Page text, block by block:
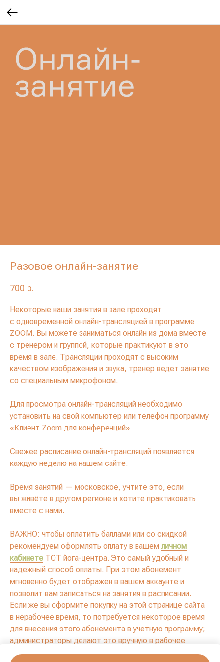
Разовое онлайн-занятие
700 р.
Некоторые наши занятия в зале проходят
с одновременной онлайн-трансляцией в программе
ZOOM. Вы можете заниматься онлайн из дома вместе
с тренером и группой, которые практикуют в это
время в зале. Трансляции проходят с высоким
качеством изображения и звука, тренер ведет занятие
со специальным микрофоном.
Для просмотра онлайн-трансляций необходимо
установить на свой компьютер или телефон программу
«Клиент Zoom для конференций».
Свежее расписание онлайн-трансляций появляется
каждую неделю на нашем сайте.
Время занятий — московское, учтите это, если
вы живёте в другом регионе и хотите практиковать
вместе с нами.
ВАЖНО: чтобы оплатить баллами или со скидкой
рекомендуем оформлять оплату в вашем личном
кабинете ТОТ йога-центра. Это самый удобный и
надежный способ оплаты. При этом абонемент
мгновенно будет отображен в вашем аккаунте и
позволит вам записаться на занятия в расписании.
Если же вы оформите покупку на этой странице сайта
в нерабочее время, то потребуется некоторое время
для внесения этого абонемента в учетную программу;
администраторы делают это вручную в рабочее
время.